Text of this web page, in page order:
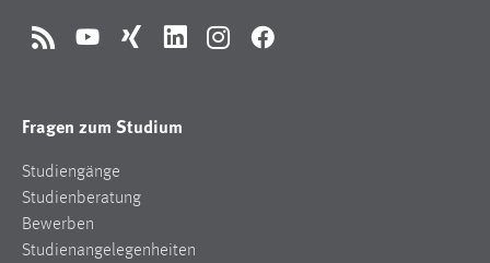
RSS YouTubeXing LinkedInInstagramFacebook
Fragen zum Studium
Studiengänge
Studienberatung
Bewerben
Studienangelegenheiten